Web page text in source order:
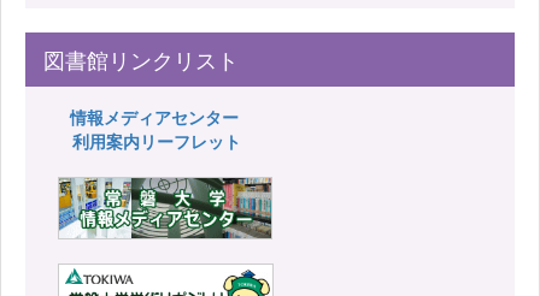
図書館リンクリスト
情報メディアセンター
利用案内リーフレット